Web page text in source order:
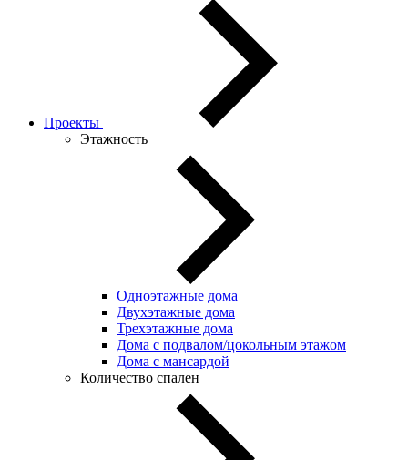
Проекты
Этажность
Одноэтажные дома
Двухэтажные дома
Трехэтажные дома
Дома с подвалом/цокольным этажом
Дома с мансардой
Количество спален